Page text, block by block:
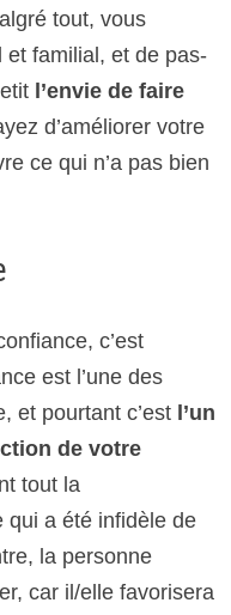
tout, vous
familial, et de pas-
l’envie de faire
d’améliorer votre
ce qui n’a pas bien
c’est
est l’une des
et pourtant c’est l’un
de votre
tout la
qui a été infidèle de
la personne
car il/elle favorisera